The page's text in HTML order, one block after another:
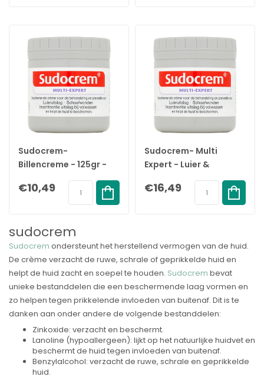
Sudocrem-
Billencreme - 125gr -
€10,49
Sudocrem- Multi
Expert - Luier &
Billencrème - 250gr
€16,49
sudocrem
Sudocrem ondersteunt het herstellend vermogen van de huid.
De crème verzacht de ruwe, schrale of geprikkelde huid en
helpt de huid zacht en soepel te houden. Sudocrem bevat
unieke bestanddelen die een beschermende laag vormen en
zo helpen tegen prikkelende invloeden van buitenaf. Dit is te
danken aan onder andere de volgende bestanddelen:
Zinkoxide: verzacht en beschermt.
Lanoline (hypoallergeen): lijkt op het natuurlijke huidvet en
beschermt de huid tegen invloeden van buitenaf.
Benzylalcohol: verzacht de ruwe, schrale en geprikkelde
huid.